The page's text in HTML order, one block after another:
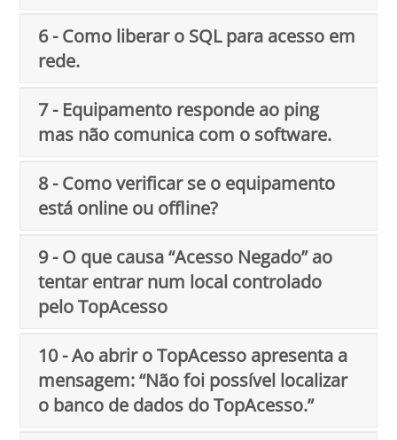
6 - Como liberar o SQL para acesso em
rede.
7 - Equipamento responde ao ping
mas não comunica com o software.
8 - Como verificar se o equipamento
está online ou offline?
9 - O que causa “Acesso Negado” ao
tentar entrar num local controlado
pelo TopAcesso
10 - Ao abrir o TopAcesso apresenta a
mensagem: “Não foi possível localizar
o banco de dados do TopAcesso.”